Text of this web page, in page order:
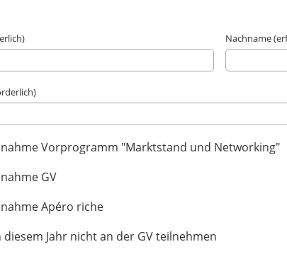
Nachname
Vorprogramm "Marktstand und Networking"
GV
Apéro riche
diesem Jahr nicht an der GV teilnehmen